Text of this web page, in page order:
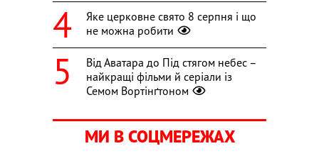
Яке церковне свято 8 серпня і що
не можна робити
Від Аватара до Під стягом небес –
найкращі фільми й серіали із
Семом Вортінґтоном
МИ В СОЦМЕРЕЖАХ